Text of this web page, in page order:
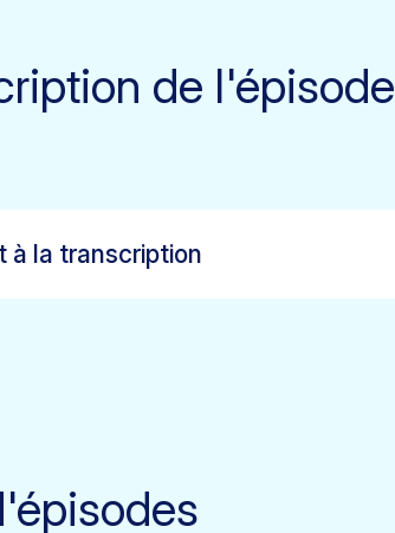
de l'épisode
à la transcription